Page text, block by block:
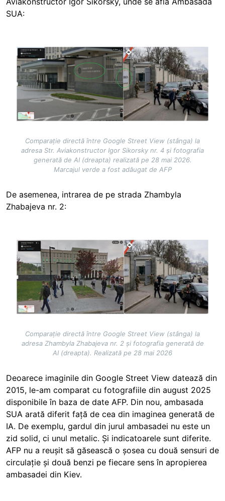
SUA:
Image
Comparație directă între Google Street View (stânga) la
adresa Str. Aviakonstructor Igor Sikorsky nr. 4 și fotografia
generată de AI (dreapta) realizată pe 28 mai 2026.
Marcajul verde a fost adăugat de AFP
De asemenea, intrarea de pe strada Zhambyla
Zhabajeva nr. 2:
Image
Comparație directă între Google Street View (stânga) la
adresa Zhambyla Zhabajeva nr. 2 și fotografia generată de
AI (dreapta). Realizată pe 28 mai 2026
Deoarece imaginile din Google Street View datează din
2015, le-am comparat cu fotografiile din august 2025
disponibile în baza de date AFP. Din nou, ambasada
SUA arată diferit față de cea din imaginea generată de
IA. De exemplu, gardul din jurul ambasadei nu este un
zid solid, ci unul metalic. Și indicatoarele sunt diferite.
AFP nu a reușit să găsească o șosea cu două sensuri de
circulație și două benzi pe fiecare sens în apropierea
ambasadei din Kiev.